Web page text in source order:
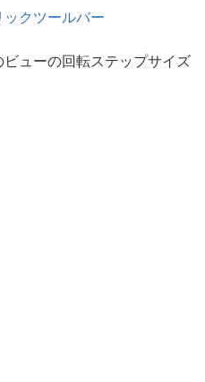
クツールバー
ューの回転ステップサイズ